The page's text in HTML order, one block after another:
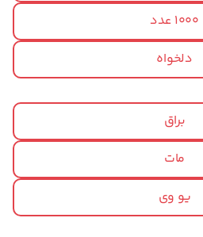
1000 عدد
دلخواه
براق
مات
یو وی